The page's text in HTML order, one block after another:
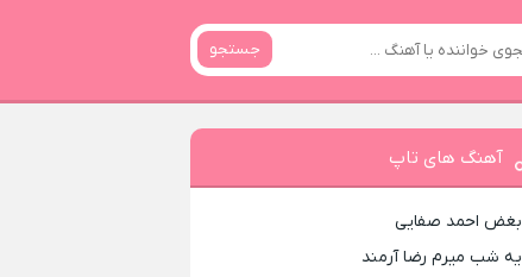
جستجو
آهنگ های تاپ
بغض احمد صفایی
یه شب میرم رضا آرمند